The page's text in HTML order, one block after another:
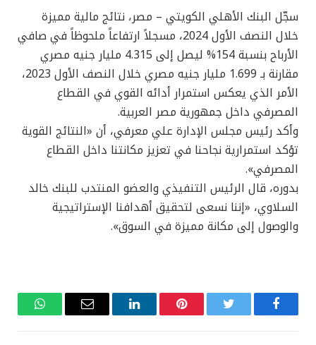
سجّل البنك الأهلي الكويتي – مصر، نتائج مالية مميزة
خلال النصف الأول 2024، مسجلاً ارتفاعاً ملحوظاً في صافي
الأرباح بنسبة 154% ليصل إلى 4.315 مليار جنيه مصري
مقارنة بـ 1.699 مليار جنيه مصري خلال النصف الأول 2023،
الأمر الذي يعكس استمرار أدائه القوي في القطاع
المصرفي داخل جمهورية مصر العربية.
وأكد رئيس مجلس الإدارة علي معرفي، أن «النتائج القوية
تؤكد استمرارية نجاحنا في تعزيز مكانتنا داخل القطاع
المصرفي».
بدوره، قال الرئيس التنفيذي والعضو المنتدب للبنك خالد
السلاوي، «إننا نسعى لتحقيق أهدافنا الإستراتيجية
والوصول إلى مكانة مميزة في السوق».
فيسبوك تويتر بينتيريستلينكدإن
البريد
واتساب